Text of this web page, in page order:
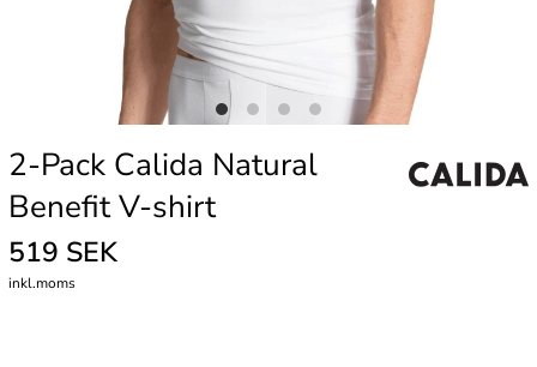
2-Pack Calida Natural
Benefit V-shirt
519 SEK
inkl.moms